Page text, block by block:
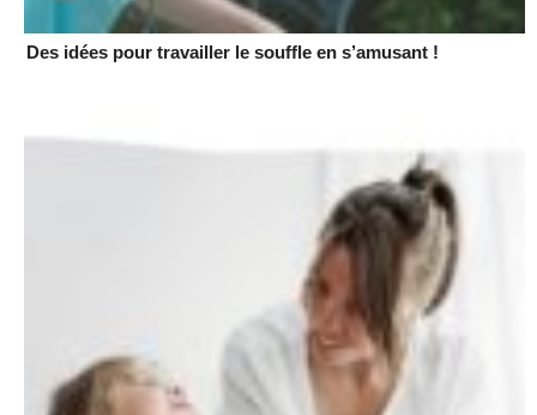
Des idées pour travailler le souffle en s’amusant !